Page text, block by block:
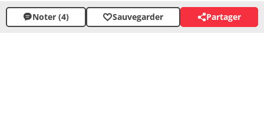
basilic apporte une touche de fraîcheur qui complète
parfaitement les saveurs, impressionnant vos convives
Noter (4) Sauvegarder Partager